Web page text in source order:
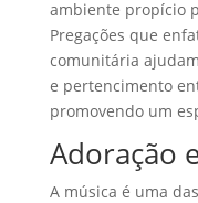
ambiente propício
Pregações que
comunitária
e pertencimento
promovendo um
Adoração
A música é uma